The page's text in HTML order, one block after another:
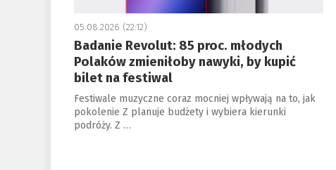
05.08.2026 (22:12)
Badanie Revolut: 85 proc. młodych
Polaków zmieniłoby nawyki, by kupić
bilet na festiwal
Festiwale muzyczne coraz mocniej wpływają na to, jak
pokolenie Z planuje budżety i wybiera kierunki
podróży. Z …